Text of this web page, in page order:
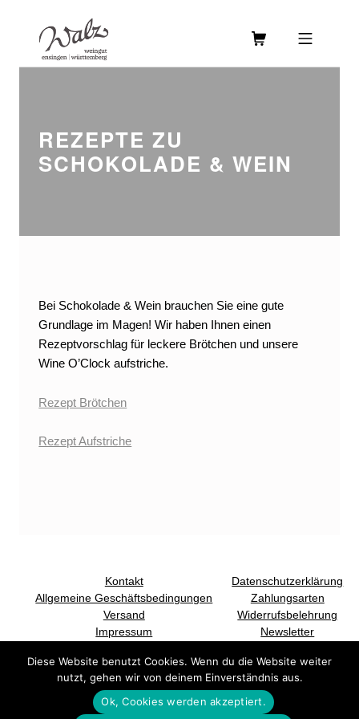
WEINGUT WALZ
REZEPTE ZU
SCHOKOLADE & WEIN
Bei Schokolade & Wein brauchen Sie eine gute
Grundlage im Magen! Wir haben Ihnen einen
Rezeptvorschlag für leckere Brötchen und unsere
Wine O’Clock aufstriche.
Rezept Brötchen
Rezept Aufstriche
Kontakt
Datenschutzerklärung
Allgemeine Geschäftsbedingungen
Zahlungsarten
Versand
Widerrufsbelehrung
Impressum
Newsletter
Diese Website benutzt Cookies. Wenn du die Website weiter
nutzt, gehen wir von deinem Einverständnis aus.
Ok, Cookies werden akzeptiert.